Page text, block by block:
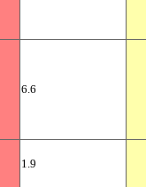
6.6
1.9